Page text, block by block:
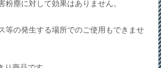
粉塵に対して効果はありません。
等の発生する場所でのご使用もできませ